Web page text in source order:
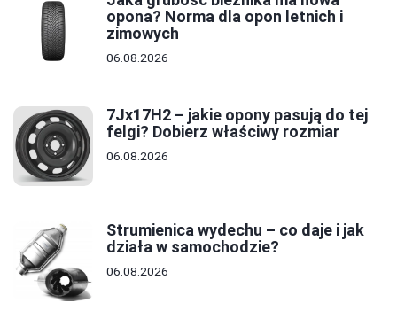
opona? Norma dla opon letnich i
zimowych
06.08.2026
7Jx17H2 – jakie opony pasują do tej
felgi? Dobierz właściwy rozmiar
06.08.2026
Strumienica wydechu – co daje i jak
działa w samochodzie?
06.08.2026